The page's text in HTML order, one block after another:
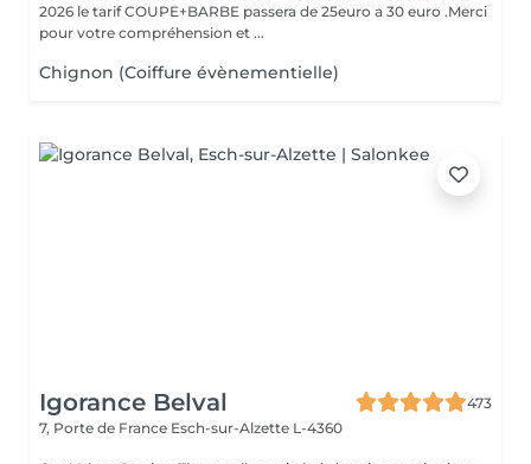
2026 le tarif COUPE+BARBE passera de 25euro a 30 euro .Merci
pour votre compréhension et ...
Chignon (Coiffure évènementielle)
Igorance Belval
473
7, Porte de France Esch-sur-Alzette L-4360